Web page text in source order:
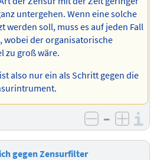
untergehen. Wenn eine solche
werden soll, muss es auf jeden Fall
wobei der organisatorische
zu groß wäre.
also nur ein als Schritt gegen die
negativ
–
gegen Zensurfilter